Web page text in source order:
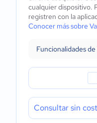
cualquier dispositivo.
registren con la
Conocer más sobre
Funcionalidades de
Consultar sin